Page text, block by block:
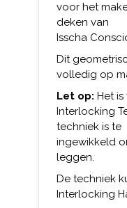
voor het
deken van
Isscha
Dit
volledig op
Let op: Het
Interlocking
techniek is te
ingewikkeld
leggen.
De techniek
Interlocking